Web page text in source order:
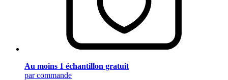
Au moins 1 échantillon gratuit
par commande